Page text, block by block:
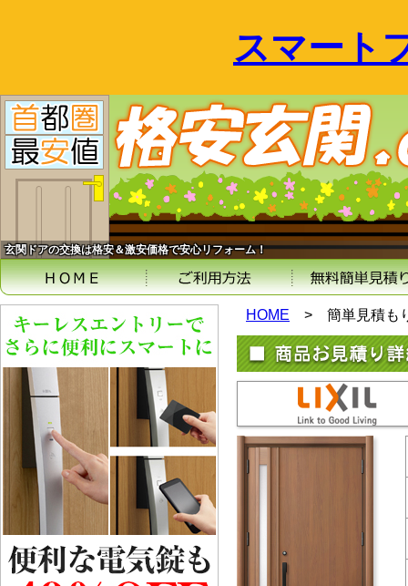
スマート
玄関ドアの交換は格安＆激安価格で安心リフォーム！
HOME > 簡単見積